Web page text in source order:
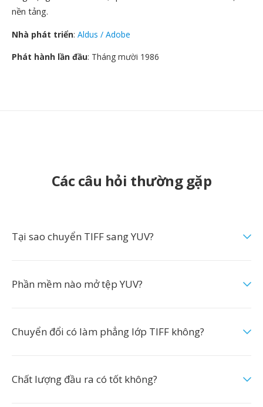
nền tảng.
Nhà phát triển: Aldus / Adobe
Phát hành lần đầu: Tháng mười 1986
Các câu hỏi thường gặp
Tại sao chuyển TIFF sang YUV?
Phần mềm nào mở tệp YUV?
Chuyển đổi có làm phẳng lớp TIFF không?
Chất lượng đầu ra có tốt không?